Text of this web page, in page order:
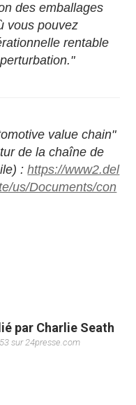
des emballages
vous pouvez
rentable
value chain"
de la chaîne de
:https://www2.del
us/Documents/con
par Charlie Seath
sur 24presse.com